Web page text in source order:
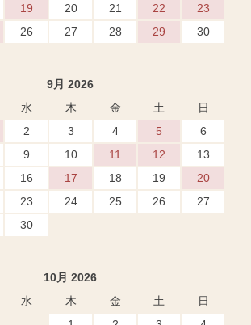
19 20 21 22
23
26 27 28 29
30
9月 2026
水 木 金 土
日
2 3 4 5
6
9 10 11 12
13
16 17 18 19
20
23 24 25 26
27
30
10月 2026
水 木 金 土
日